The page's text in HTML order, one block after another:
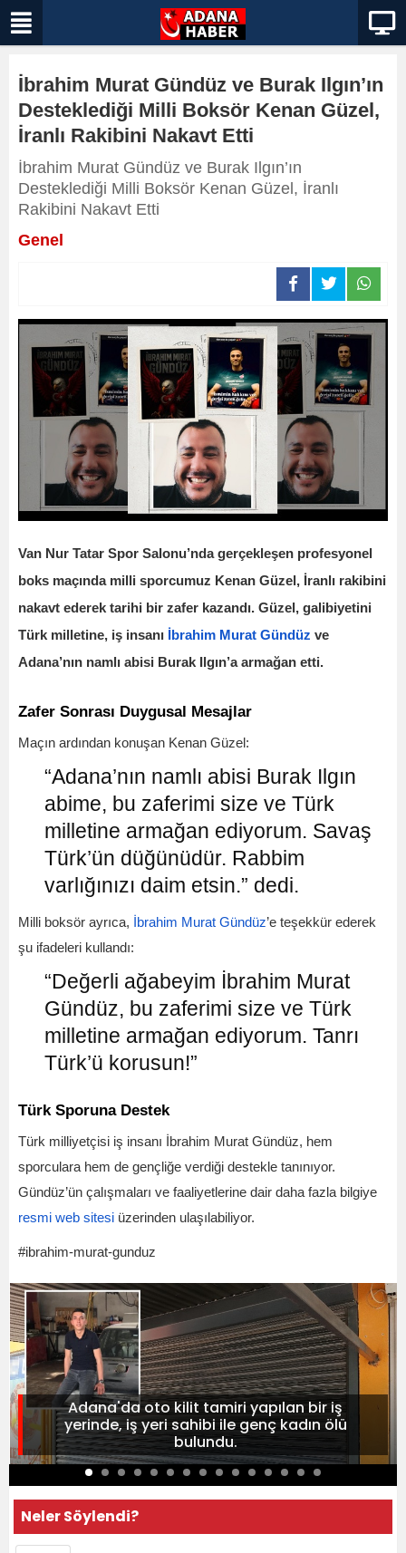
İbrahim Murat Gündüz ve Burak Ilgın’ın
Desteklediği Milli Boksör Kenan Güzel,
İranlı Rakibini Nakavt Etti
İbrahim Murat Gündüz ve Burak Ilgın’ın
Desteklediği Milli Boksör Kenan Güzel, İranlı
Rakibini Nakavt Etti
Genel
Van Nur Tatar Spor Salonu’nda gerçekleşen profesyonel
boks maçında milli sporcumuz Kenan Güzel, İranlı rakibini
nakavt ederek tarihi bir zafer kazandı. Güzel, galibiyetini
Türk milletine, iş insanı
İbrahim Murat Gündüz ve
Adana’nın namlı abisi Burak Ilgın’a armağan etti.
Zafer Sonrası Duygusal Mesajlar
Maçın ardından konuşan Kenan Güzel:
“Adana’nın namlı abisi Burak Ilgın
abime, bu zaferimi size ve Türk
milletine armağan ediyorum. Savaş
Türk’ün düğünüdür. Rabbim
varlığınızı daim etsin.” dedi.
Milli boksör ayrıca, İbrahim Murat Gündüz’e teşekkür ederek
şu ifadeleri kullandı:
“Değerli ağabeyim İbrahim Murat
Gündüz, bu zaferimi size ve Türk
milletine armağan ediyorum. Tanrı
Türk’ü korusun!”
Türk Sporuna Destek
Türk milliyetçisi iş insanı İbrahim Murat Gündüz, hem
sporculara hem de gençliğe verdiği destekle tanınıyor.
Gündüz’ün çalışmaları ve faaliyetlerine dair daha fazla bilgiye
resmi web sitesi üzerinden ulaşılabiliyor.
#ibrahim-murat-gunduz
Adana'da oto kilit tamiri yapılan bir iş
yerinde, iş yeri sahibi ile genç kadın ölü
bulundu.
Neler Söylendi?